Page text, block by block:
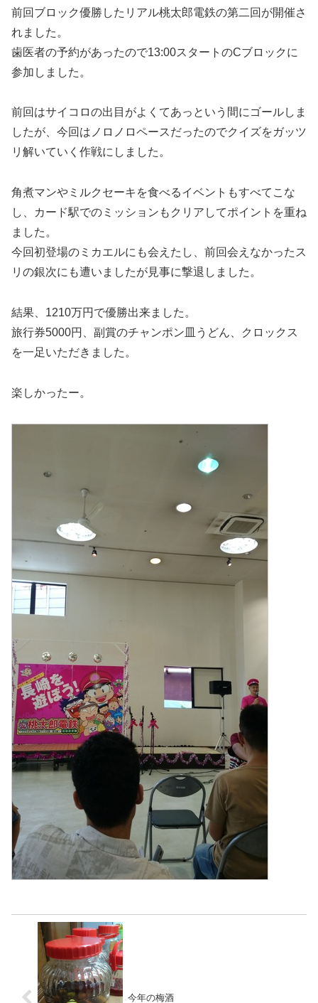
前回ブロック優勝したリアル桃太郎電鉄の第二回が開催さ
れました。
歯医者の予約があったので13:00スタートのCブロックに
参加しました。
前回はサイコロの出目がよくてあっという間にゴールしま
したが、今回はノロノロペースだったのでクイズをガッツ
リ解いていく作戦にしました。
角煮マンやミルクセーキを食べるイベントもすべてこな
し、カード駅でのミッションもクリアしてポイントを重ね
ました。
今回初登場のミカエルにも会えたし、前回会えなかったス
リの銀次にも遭いましたが見事に撃退しました。
結果、1210万円で優勝出来ました。
旅行券5000円、副賞のチャンポン皿うどん、クロックス
を一足いただきました。
楽しかったー。
今年の梅酒